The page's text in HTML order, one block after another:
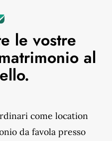
le vostre
al
come location
da favola presso